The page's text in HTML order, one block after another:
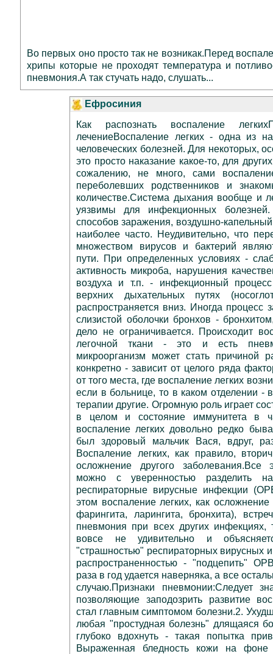
Во первых оно просто так не возникак.Перед
хрипы которые не проходят температура и
пневмония.А так стучать надо, слушать...
Ефросиния
Как распознать воспаление
лечениеВоспаление легких - одна из
человеческих болезней. Для некоторых,
это просто наказание какое-то, для
сожалению, не много, сами
переболевших родственников и
количестве.Система дыхания вообще и
уязвимы для инфекционных
способов заражения, воздушно-капельный
наиболее часто. Неудивительно, что
множеством вирусов и бактерий
пути. При определенных условиях -
активность микроба, нарушения
воздуха и т.п. - инфекционный
верхних дыхательных путях
распространяется вниз. Иногда процесс
слизистой оболочки бронхов -
дело не ограничивается. Происходит
легочной ткани - это и есть
микроорганизм может стать причиной
конкретно - зависит от целого ряда
от того места, где воспаление легких
если в больнице, то в каком отделении -
терапии другие. Огромную роль играет
в целом и состояние иммунитета в
воспаление легких довольно редко
был здоровый мальчик Вася, вдруг,
Воспаление легких, как правило,
осложнение другого заболевания.Все
можно с уверенностью разделить
респираторные вирусные инфекции
этом воспаление легких, как
фарингита, ларингита, бронхита),
пневмония при всех других
вовсе не удивительно и
"страшностью" респираторных вирусных
распространенностью - "подцепить"
раза в год удается наверняка, а все
случаю.Признаки пневмонии:Следует
позволяющие заподозрить развитие
стал главным симптомом болезни.2.
любая "простудная болезнь" длящаяся
глубоко вдохнуть - такая попытка
Выраженная бледность кожи на